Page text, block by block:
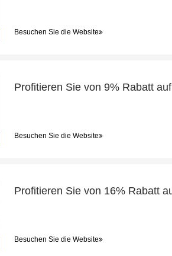
Besuchen Sie die Website
Profitieren Sie von 9% Rabatt
Besuchen Sie die Website
Besuchen Sie die Website